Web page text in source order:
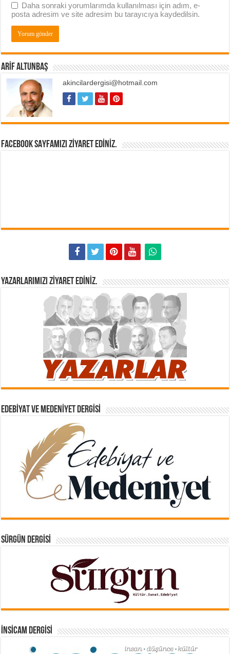
Daha sonraki yorumlarımda kullanılması için adım, e-
posta adresim ve site adresim bu tarayıcıya kaydedilsin.
ARIF ALTUNBAŞ
akincilardergisi@hotmail.com
FACEBOOK SAYFAMIZI ZIYARET EDINIZ.
YAZARLARIMIZI ZIYARET EDINIZ.
EDEBIYAT VE MEDENIYET DERGISI
SÜRGÜN DERGISI
İNSICAM DERGISI